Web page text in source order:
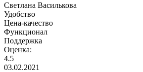
Светлана Василькова
Удобство
Цена-качество
Функционал
Поддержка
Оценка:
4.5
03.02.2021